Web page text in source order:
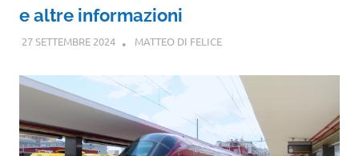
e altre informazioni
27 SETTEMBRE 2024 MATTEO DI FELICE